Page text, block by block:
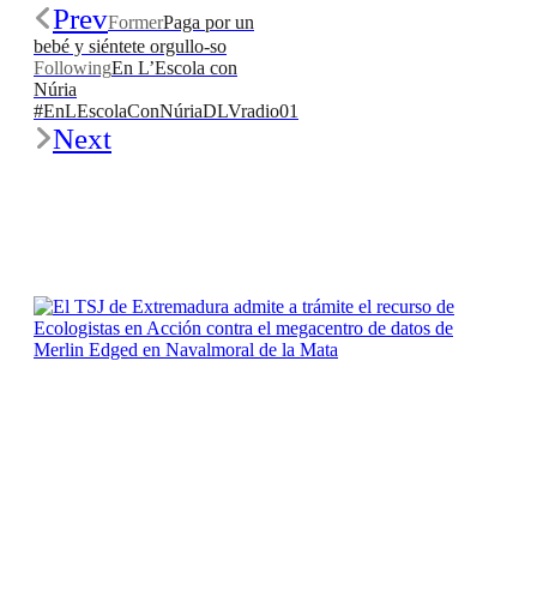
PrevFormerPaga por un
bebé y siéntete orgullo-so
FollowingEn L’Escola con
Núria
#EnLEscolaConNúriaDLVradio01
Next